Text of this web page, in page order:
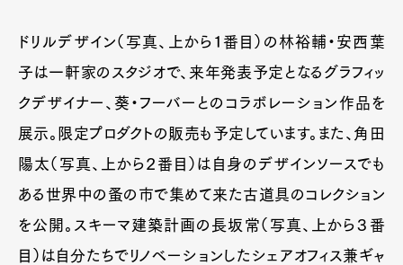
ドリルデザイン（写真、上から１番目）の林裕輔・安西葉
子は一軒家のスタジオで、来年発表予定となるグラフィッ
クデザイナー、葵・フーバーとのコラボレーション作品を
展示。限定プロダクトの販売も予定しています。また、角田
陽太（写真、上から２番目）は自身のデザインソースでも
ある世界中の蚤の市で集めて来た古道具のコレクション
を公開。スキーマ建築計画の長坂常（写真、上から３番
目）は自分たちでリノベーションしたシェアオフィス兼ギャ